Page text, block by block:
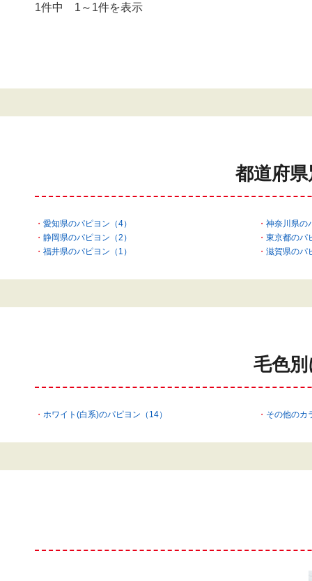
1件中 1～1件を表示
都道府
愛知県のパピヨン（4）
神奈川県の
静岡県のパピヨン（2）
東京都のパ
福井県のパピヨン（1）
滋賀県のパ
毛色
ホワイト(白系)のパピヨン（14） その他のカ